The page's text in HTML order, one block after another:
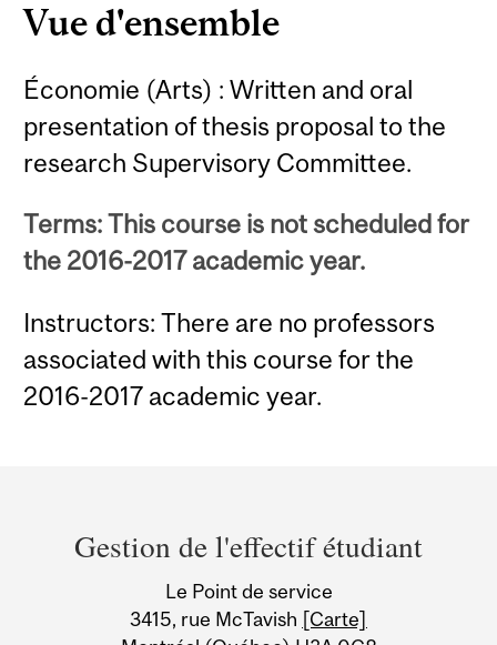
Vue d'ensemble
Économie (Arts) : Written and oral
presentation of thesis proposal to the
research Supervisory Committee.
Terms: This course is not scheduled for
the 2016-2017 academic year.
Instructors: There are no professors
associated with this course for the
2016-2017 academic year.
and
University
Information
Gestion de l'effectif étudiant
Le Point de service
3415, rue McTavish [Carte]